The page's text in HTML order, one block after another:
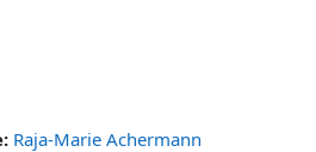
Raja-Marie Achermann